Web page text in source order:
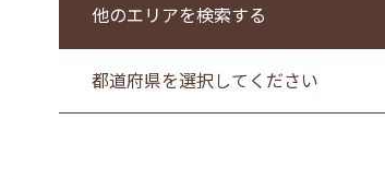
他のエリアを検索する
都道府県を選択してください